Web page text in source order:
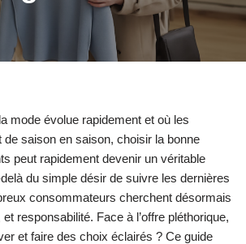
mode évolue rapidement et où les
de saison en saison, choisir la bonne
peut rapidement devenir un véritable
du simple désir de suivre les dernières
consommateurs cherchent désormais
responsabilité. Face à l’offre pléthorique,
et faire des choix éclairés ? Ce guide